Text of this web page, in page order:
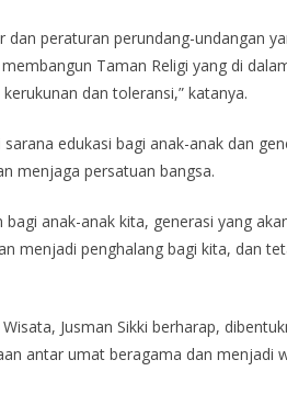
dan peraturan perundang-undangan
Taman Religi yang di
dan toleransi,” katanya.
edukasi bagi anak-anak dan
menjaga persatuan bangsa.
bagi anak-anak kita, generasi yang
menjadi penghalang bagi kita, dan
Jusman Sikki berharap,
antar umat beragama dan menjadi